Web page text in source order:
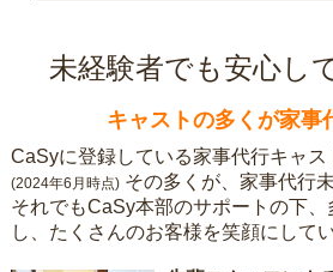
未経験者でも安心し
キャストの多くが家事
CaSyに登録している家事代行キャス
(2024年6月時点) その多くが、家事代行
それでもCaSy本部のサポートの下
し、たくさんのお客様を笑顔にしてい